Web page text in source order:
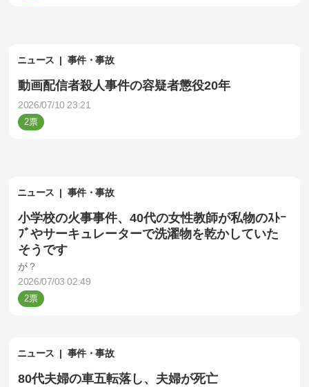
ニュース 事件・事故
動画配信者殺人事件の容疑者懲役20年
2026/07/10 23:21
2
ニュース 事件・事故
小学校の火事事件、40代の女性教師が私物のｽﾄｰ
ﾌﾞやサーキュレーターで洗濯物を乾かしていた
そうです
が？
2026/07/03 02:49
2
ニュース 事件・事故
80代夫婦の車五転落し、夫婦が死亡